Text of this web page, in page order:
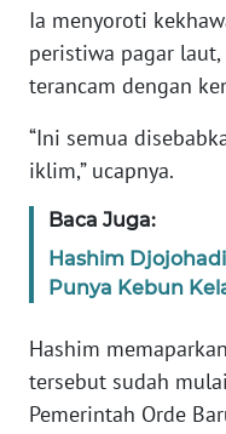
Ia menyoroti
peristiwa pagar
terancam dengan
“Ini semua
iklim,” ucapnya.
Baca Juga:
Hashim
Punya Kebun
Hashim
tersebut sudah
Pemerintah Orde
DISCLAIMER
Wahana
News
WN
SUMUT
JAKARTA
WN
JABAR